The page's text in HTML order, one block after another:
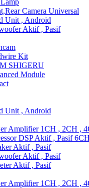
Camera Universal
Unit , Android
Aktif , Pasif
Kit
SHIGERU
Module
Unit , Android
Amplifier 1CH , 2CH ,
DSP Aktif , Pasif
Aktif , Pasif
Aktif , Pasif
Aktif , Pasif
Amplifier 1CH , 2CH ,